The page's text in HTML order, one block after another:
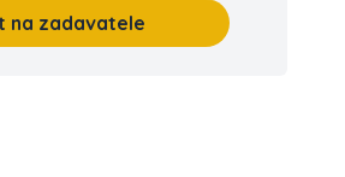
na zadavatele